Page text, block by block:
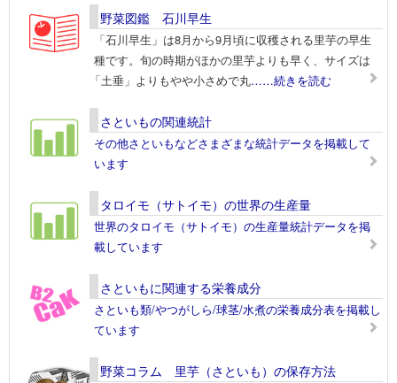
野菜図鑑 石川早生
「石川早生」は8月から9月頃に収穫される里芋の早生
種です。旬の時期がほかの里芋よりも早く、サイズは
「土垂」よりもやや小さめで丸……続きを読む
さといもの関連統計
その他さといもなどさまざまな統計データを掲載して
います
タロイモ（サトイモ）の世界の生産量
世界のタロイモ（サトイモ）の生産量統計データを掲
載しています
さといもに関連する栄養成分
さといも類/やつがしら/球茎/水煮の栄養成分表を掲載し
ています
野菜コラム 里芋（さといも）の保存方法